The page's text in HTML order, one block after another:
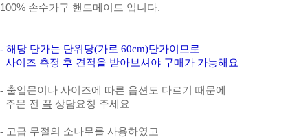
100% 손수가구 핸드메이드 입니다.
- 해당 단가는 단위당(가로 60cm)단가이므로
사이즈 측정 후 견적을 받아보셔야 구매가 가능해요
- 출입문이나 사이즈에 따른 옵션도 다르기 때문에
주문 전 꼭 상담요청 주세요
- 고급 무절의 소나무를 사용하였고